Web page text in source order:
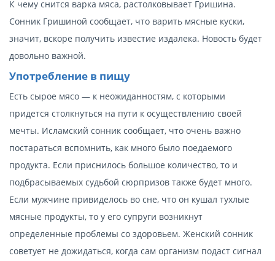
К чему снится варка мяса, растолковывает Гришина.
Сонник Гришиной сообщает, что варить мясные куски,
значит, вскоре получить известие издалека. Новость будет
довольно важной.
Употребление в пищу
Есть сырое мясо — к неожиданностям, с которыми
придется столкнуться на пути к осуществлению своей
мечты. Исламский сонник сообщает, что очень важно
постараться вспомнить, как много было поедаемого
продукта. Если приснилось большое количество, то и
подбрасываемых судьбой сюрпризов также будет много.
Если мужчине привиделось во сне, что он кушал тухлые
мясные продукты, то у его супруги возникнут
определенные проблемы со здоровьем. Женский сонник
советует не дожидаться, когда сам организм подаст сигнал